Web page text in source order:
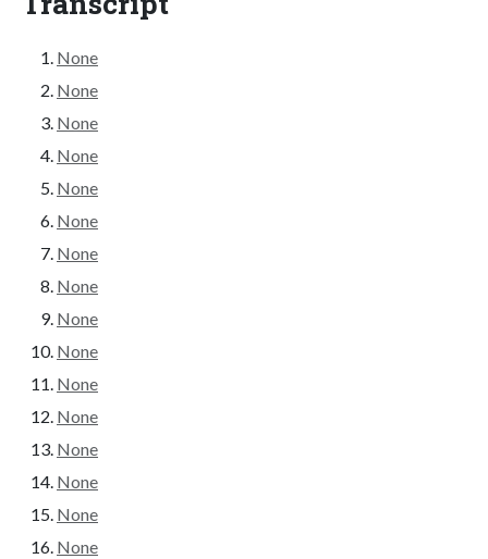
None
None
None
None
None
None
None
None
None
None
None
None
None
None
None
None